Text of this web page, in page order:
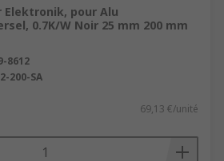
Elektronik, pour Alu
0.7K/W Noir 25 mm 200 mm
8612
200-SA
69,13 €/unité